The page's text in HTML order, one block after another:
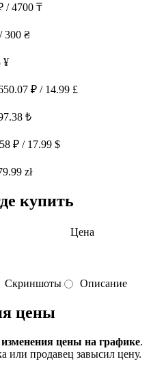
/ 4700 ₸
300 ₴
¥
₽ / 14.99 £
₺
₽ / 17.99 $
zł
купить
Цена
Скриншоты Описание
цены
цены на графике.
или продавец завысил цену.